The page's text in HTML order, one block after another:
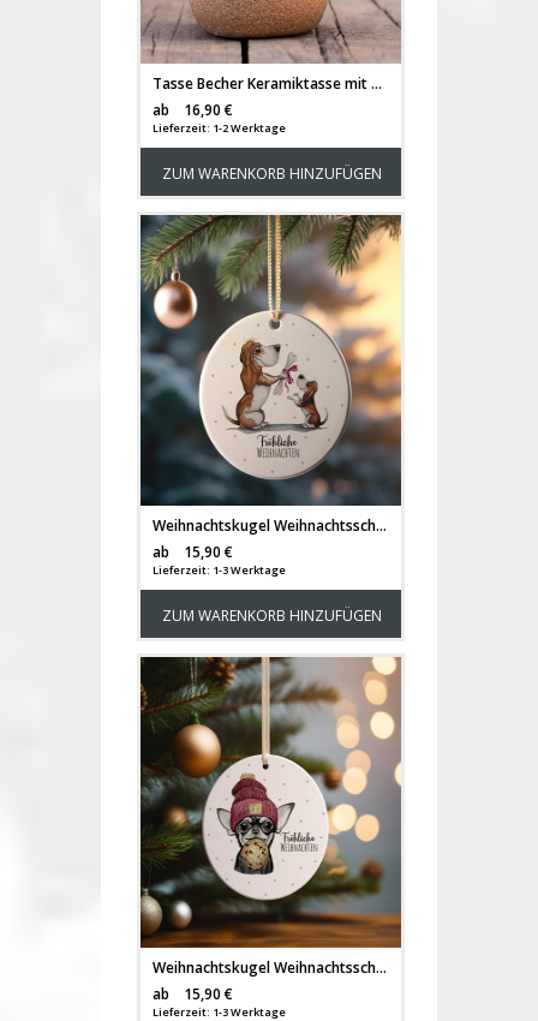
Tasse Becher Keramiktasse mit Kork Korktasse Spruch nicht zu alt, sondern zu faul für den Scheiß Kaffeepott Kaffeebecher Kaffeetasse Geschenk tsk16
ab
16,90 €
Lieferzeit: 1-2 Werktage
ZUM WARENKORB HINZUFÜGEN
Weihnachtskugel Weihnachtsschmuck Keramik Keramikanhänger Baumanhänger Baumhänger fröhliche Weihnachten Hund Beagle Tiere Baumkugel wkp32
ab
15,90 €
Lieferzeit: 1-3 Werktage
ZUM WARENKORB HINZUFÜGEN
Weihnachtskugel Weihnachtsschmuck Keramik Keramikanhänger Baumanhänger Baumhänger fröhliche Weihnachten kleiner Hund Chihuahua Tiere Baumkugel wkp33
ab
15,90 €
Lieferzeit: 1-3 Werktage